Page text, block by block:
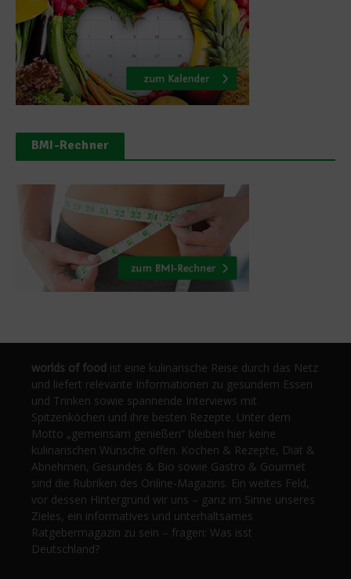
BMI-Rechner
worlds of food ist eine kulinarische Reise durch das Netz
und liefert relevante Informationen zu gesundem Essen
und Trinken sowie spannende Interviews mit
Spitzenköchen und ihre besten Rezepte. Unter dem
Motto „gemeinsam genießen“ bleiben hier keine
kulinarischen Wünsche offen. Kochen & Rezepte, Diät &
Abnehmen, Gesundes & Bio sowie Gastro & Gourmet
sind die Rubriken des Online-Magazins. Ein weites Feld,
vor dessen Hintergrund wir uns – ganz im Sinne unseres
Zieles, ein informatives und unterhaltsames
Ratgebermagazin zu sein – fragen: Was isst
Deutschland?